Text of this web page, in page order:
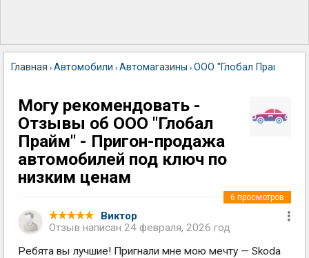
Главная › Автомобили › Автомагазины › ООО "Глобал Прайм" -
Могу рекомендовать -
Отзывы об ООО "Глобал
Прайм" - Пригон-продажа
автомобилей под ключ по
низким ценам
Виктор
Отзыв написан 24 февраля, 2026 год
6 просмотров
Ребята вы лучшие! Пригнали мне мою мечту — Skoda